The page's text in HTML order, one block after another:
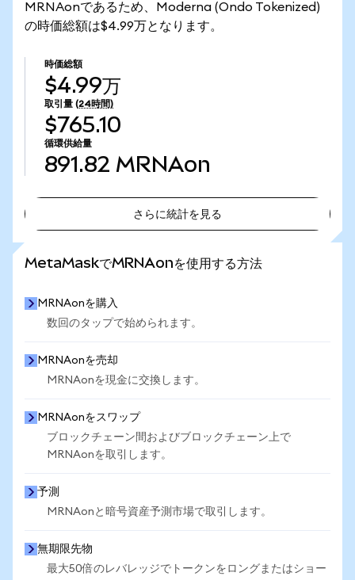
MRNAonであるため、Moderna (Ondo Tokenized)
の時価総額は$4.99万となります。
時価総額
$4.99万
取引量 (24時間)
$765.10
循環供給量
891.82 MRNAon
さらに統計を見る
MetaMaskでMRNAonを使用する方法
MRNAonを購入
数回のタップで始められます。
MRNAonを売却
MRNAonを現金に交換します。
MRNAonをスワップ
ブロックチェーン間およびブロックチェーン上で
MRNAonを取引します。
予測
MRNAonと暗号資産予測市場で取引します。
無期限先物
最大50倍のレバレッジでトークンをロングまたはショー